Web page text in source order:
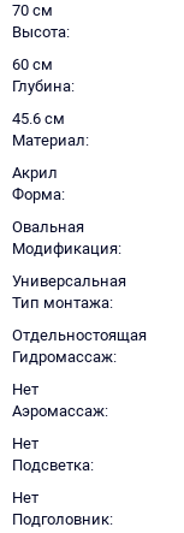
70 см
Высота
60 см
Глубина
45.6 см
Материал
Акрил
Форма
Овальная
Модификация
Универсальная
Тип монтажа
Отдельностоящая
Гидромассаж
Нет
Аэромассаж
Нет
Подсветка
Нет
Подголовник